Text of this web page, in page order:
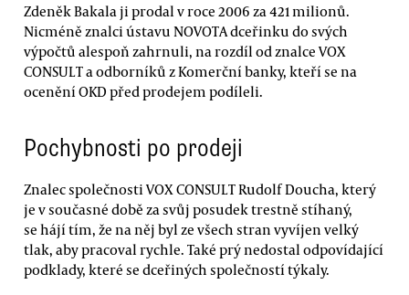
Zdeněk Bakala ji prodal v roce 2006 za 421 milionů.
Nicméně znalci ústavu NOVOTA dceřinku do svých
výpočtů alespoň zahrnuli, na rozdíl od znalce VOX
CONSULT a odborníků z Komerční banky, kteří se na
ocenění OKD před prodejem podíleli.
Pochybnosti po prodeji
Znalec společnosti VOX CONSULT Rudolf Doucha, který
je v současné době za svůj posudek trestně stíhaný,
se hájí tím, že na něj byl ze všech stran vyvíjen velký
tlak, aby pracoval rychle. Také prý nedostal odpovídající
podklady, které se dceřiných společností týkaly.